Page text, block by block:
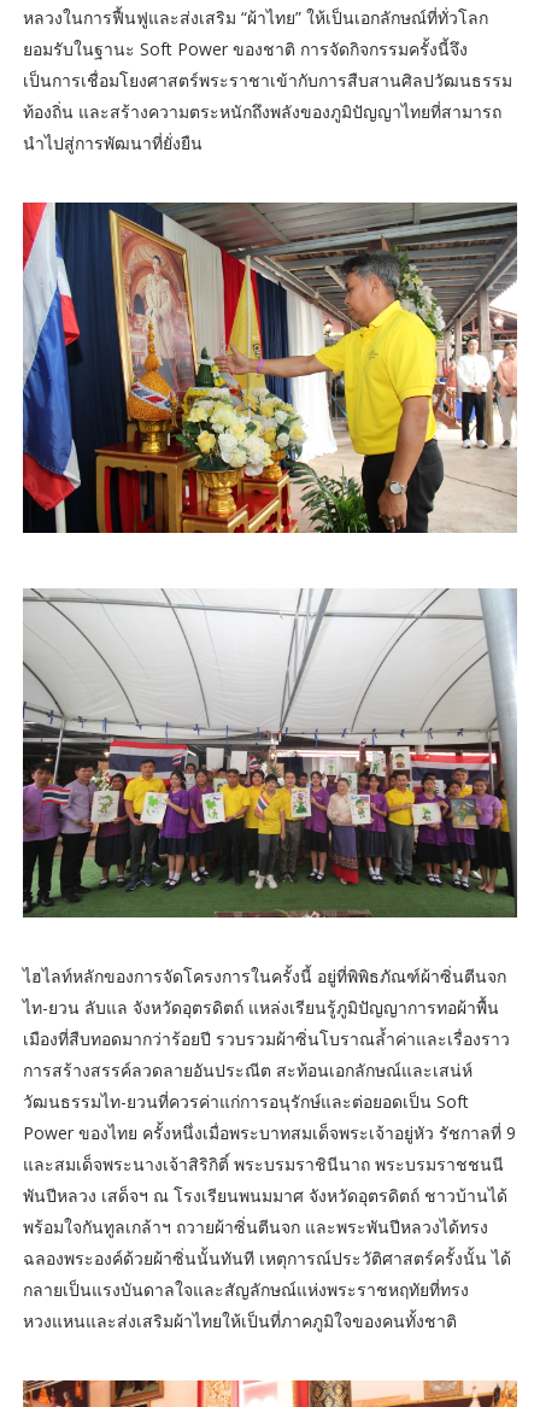
หลวงในการฟื้นฟูและส่งเสริม “ผ้าไทย” ให้เป็นเอกลักษณ์ที่ทั่วโลก
ยอมรับในฐานะ Soft Power ของชาติ การจัดกิจกรรมครั้งนี้จึง
เป็นการเชื่อมโยงศาสตร์พระราชาเข้ากับการสืบสานศิลปวัฒนธรรม
ท้องถิ่น และสร้างความตระหนักถึงพลังของภูมิปัญญาไทยที่สามารถ
นำไปสู่การพัฒนาที่ยั่งยืน
ไฮไลท์หลักของการจัดโครงการในครั้งนี้ อยู่ที่พิพิธภัณฑ์ผ้าซิ่นตีนจก
ไท-ยวน ลับแล จังหวัดอุตรดิตถ์ แหล่งเรียนรู้ภูมิปัญญาการทอผ้าพื้น
เมืองที่สืบทอดมากว่าร้อยปี รวบรวมผ้าซิ่นโบราณล้ำค่าและเรื่องราว
การสร้างสรรค์ลวดลายอันประณีต สะท้อนเอกลักษณ์และเสน่ห์
วัฒนธรรมไท-ยวนที่ควรค่าแก่การอนุรักษ์และต่อยอดเป็น Soft
Power ของไทย ครั้งหนึ่งเมื่อพระบาทสมเด็จพระเจ้าอยู่หัว รัชกาลที่ 9
และสมเด็จพระนางเจ้าสิริกิติ์ พระบรมราชินีนาถ พระบรมราชชนนี
พันปีหลวง เสด็จฯ ณ โรงเรียนพนมมาศ จังหวัดอุตรดิตถ์ ชาวบ้านได้
พร้อมใจกันทูลเกล้าฯ ถวายผ้าซิ่นตีนจก และพระพันปีหลวงได้ทรง
ฉลองพระองค์ด้วยผ้าซิ่นนั้นทันที เหตุการณ์ประวัติศาสตร์ครั้งนั้น ได้
กลายเป็นแรงบันดาลใจและสัญลักษณ์แห่งพระราชหฤทัยที่ทรง
หวงแหนและส่งเสริมผ้าไทยให้เป็นที่ภาคภูมิใจของคนทั้งชาติ